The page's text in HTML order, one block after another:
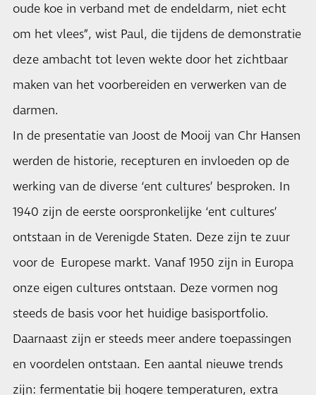
oude koe in verband met de endeldarm, niet echt
om het vlees”, wist Paul, die tijdens de demonstratie
deze ambacht tot leven wekte door het zichtbaar
maken van het voorbereiden en verwerken van de
darmen.
In de presentatie van Joost de Mooij van Chr Hansen
werden de historie, recepturen en invloeden op de
werking van de diverse ‘ent cultures’ besproken. In
1940 zijn de eerste oorspronkelijke ‘ent cultures’
ontstaan in de Verenigde Staten. Deze zijn te zuur
voor de Europese markt. Vanaf 1950 zijn in Europa
onze eigen cultures ontstaan. Deze vormen nog
steeds de basis voor het huidige basisportfolio.
Daarnaast zijn er steeds meer andere toepassingen
en voordelen ontstaan. Een aantal nieuwe trends
zijn: fermentatie bij hogere temperaturen, extra